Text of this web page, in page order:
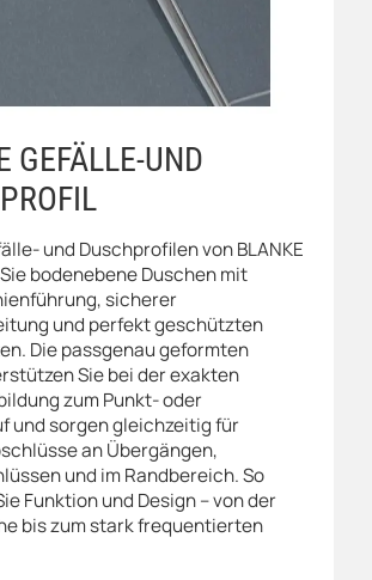
GEFÄLLE-UND
und Duschprofilen von BLANKE
bodenebene Duschen mit
sicherer
und perfekt geschützten
Die passgenau geformten
Sie bei der exakten
zum Punkt- oder
und sorgen gleichzeitig für
an Übergängen,
und im Randbereich. So
Funktion und Design – von der
bis zum stark frequentierten